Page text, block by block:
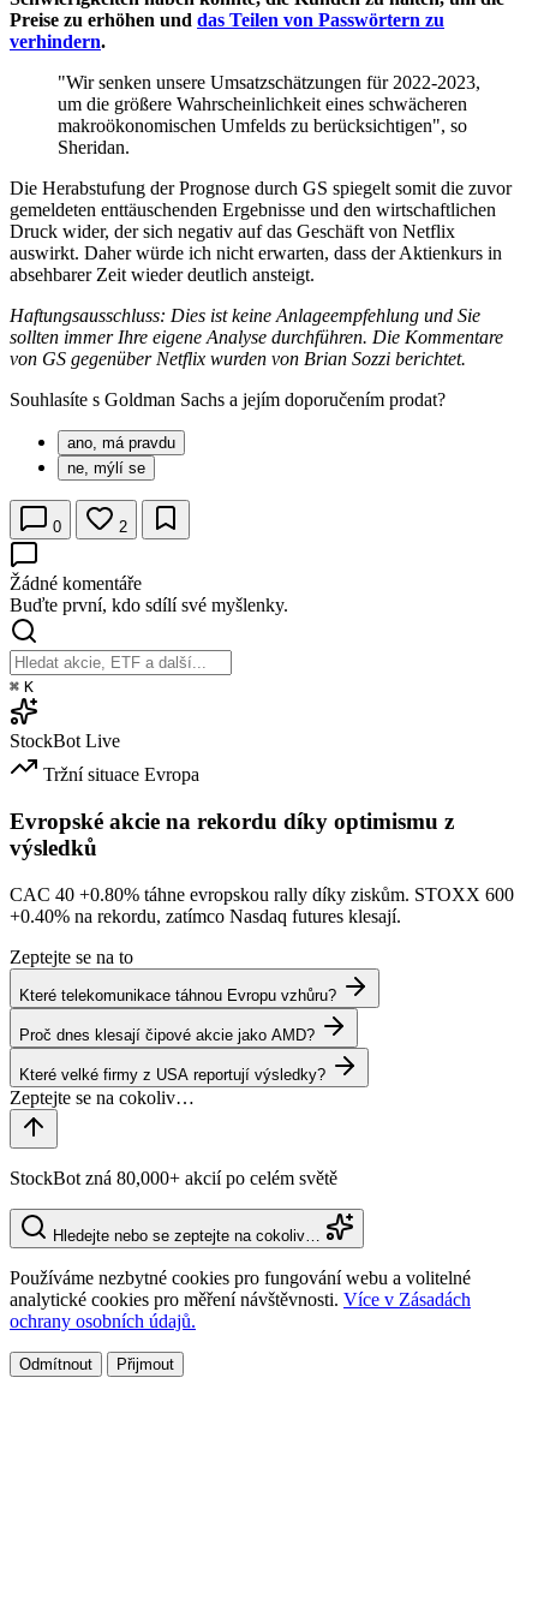
Preise zu erhöhen und das Teilen von Passwörtern zu
verhindern.
"Wir senken unsere Umsatzschätzungen für 2022-2023,
um die größere Wahrscheinlichkeit eines schwächeren
makroökonomischen Umfelds zu berücksichtigen", so
Sheridan.
Die Herabstufung der Prognose durch GS spiegelt somit die zuvor
gemeldeten enttäuschenden Ergebnisse und den wirtschaftlichen
Druck wider, der sich negativ auf das Geschäft von Netflix
auswirkt. Daher würde ich nicht erwarten, dass der Aktienkurs in
absehbarer Zeit wieder deutlich ansteigt.
Haftungsausschluss: Dies ist keine Anlageempfehlung und Sie
sollten immer Ihre eigene Analyse durchführen. Die Kommentare
von GS gegenüber Netflix wurden von Brian Sozzi berichtet.
Souhlasíte s Goldman Sachs a jejím doporučením prodat?
ano, má pravdu
ne, mýlí se
0 2
Žádné komentáře
Buďte první, kdo sdílí své myšlenky.
⌘ K
StockBot Live
Tržní situace Evropa
Evropské akcie na rekordu díky optimismu z
výsledků
CAC 40 +0.80% táhne evropskou rally díky ziskům. STOXX 600
+0.40% na rekordu, zatímco Nasdaq futures klesají.
Zeptejte se na to
Které telekomunikace táhnou Evropu vzhůru?
Proč dnes klesají čipové akcie jako AMD?
Které velké firmy z USA reportují výsledky?
StockBot zná 80,000+ akcií po celém světě
Hledejte nebo se zeptejte na cokoliv…
Používáme nezbytné cookies pro fungování webu a volitelné
analytické cookies pro měření návštěvnosti. Více v Zásadách
ochrany osobních údajů.
Odmítnout Přijmout